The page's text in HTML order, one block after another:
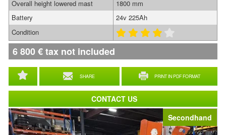
Secondhand
SHARE PRINT IN PDF FORMAT
Overall height lowered mast
1800 mm
Battery
24v 225Ah
Condition
6 800€tax not included
CONTACT US